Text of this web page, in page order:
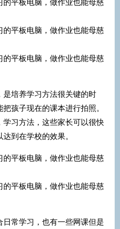
是培养学习方法很关键的时
孩子现在的课本进行拍照。
学习方法，这些家长可以很快
到在学校的效果。
常学习，也有一些网课但是